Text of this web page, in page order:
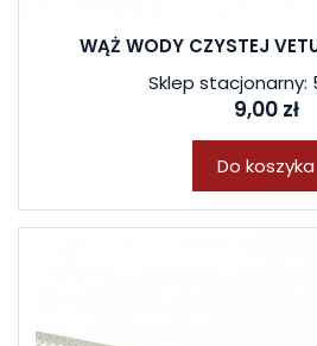
WĄŻ WODY CZYSTEJ
Sklep stacjonarny:
9,00 zł
Do koszyka